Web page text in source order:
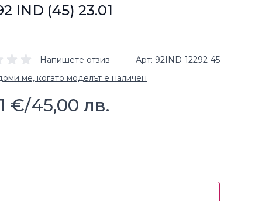
IND (45) 23.01
Напишете отзив Арт 92IND-12292-45
ме, когато моделът е наличен
€/45,00 лв.